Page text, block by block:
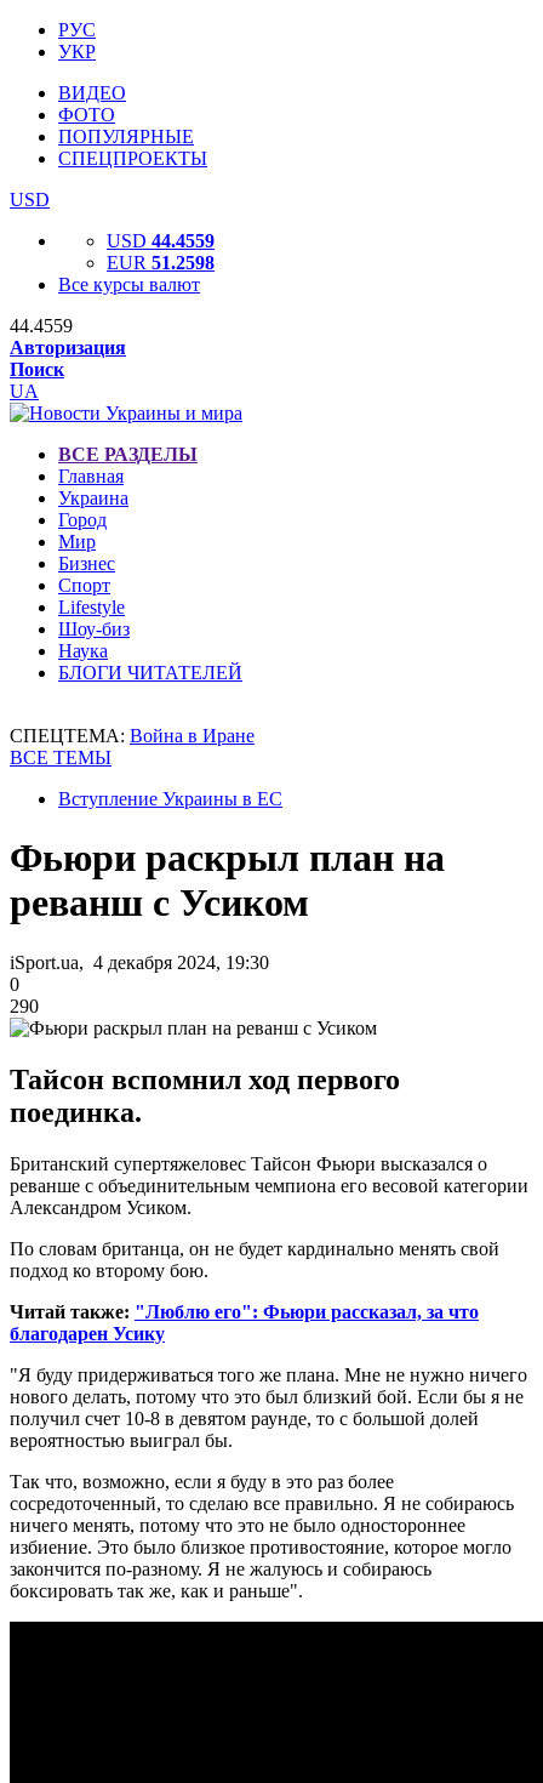
РУС
УКР
ВИДЕО
ФОТО
ПОПУЛЯРНЫЕ
СПЕЦПРОЕКТЫ
USD
USD 44.4559
EUR 51.2598
Все курсы валют
44.4559
Авторизация
Поиск
UA
ВСЕ РАЗДЕЛЫ
Главная
Украина
Город
Мир
Бизнес
Спорт
Lifestyle
Шоу-биз
Наука
БЛОГИ ЧИТАТЕЛЕЙ
СПЕЦТЕМА: Война в Иране
ВСЕ ТЕМЫ
Вступление Украины в ЕС
Фьюри раскрыл план на
реванш с Усиком
iSport.ua, 4 декабря 2024, 19:30
0
290
Тайсон вспомнил ход первого
поединка.
Британский супертяжеловес Тайсон Фьюри высказался о
реванше с объединительным чемпиона его весовой категории
Александром Усиком.
По словам британца, он не будет кардинально менять свой
подход ко второму бою.
Читай также: "Люблю его": Фьюри рассказал, за что
благодарен Усику
"Я буду придерживаться того же плана. Мне не нужно ничего
нового делать, потому что это был близкий бой. Если бы я не
получил счет 10-8 в девятом раунде, то с большой долей
вероятностью выиграл бы.
Так что, возможно, если я буду в это раз более
сосредоточенный, то сделаю все правильно. Я не собираюсь
ничего менять, потому что это не было одностороннее
избиение. Это было близкое противостояние, которое могло
закончится по-разному. Я не жалуюсь и собираюсь
боксировать так же, как и раньше".